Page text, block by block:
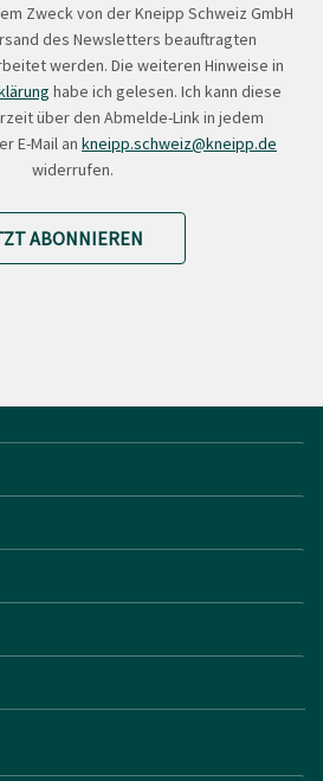
Zweck von der Kneipp Schweiz GmbH
des Newsletters beauftragten
werden. Die weiteren Hinweise in
habe ich gelesen. Ich kann diese
über den Abmelde-Link in jedem
E-Mail an kneipp.schweiz@kneipp.de
widerrufen.
ABONNIEREN